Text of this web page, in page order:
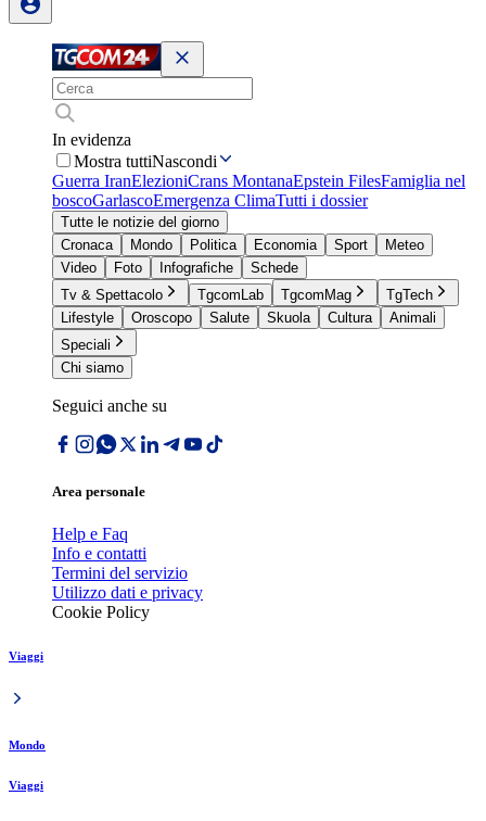
In evidenza
Mostra tuttiNascondi
Guerra IranElezioniCrans MontanaEpstein FilesFamiglia nel
boscoGarlascoEmergenza ClimaTutti i dossier
Tutte le notizie del giorno
Cronaca
Mondo Politica Economia Sport
Meteo
Video
Foto Infografiche
Schede
Tv & Spettacolo
TgcomLab TgcomMag
TgTech
Lifestyle
Oroscopo Salute Skuola Cultura
Animali
Speciali
Chi siamo
Seguici anche su
Area personale
Help e Faq
Info e contatti
Termini del servizio
Utilizzo dati e privacy
Cookie Policy
Viaggi
Mondo
Viaggi